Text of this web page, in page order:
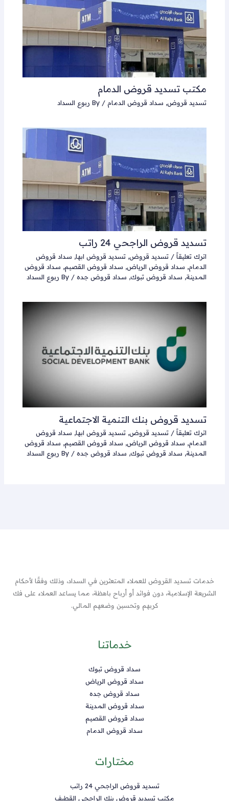
مكتب تسديد قروض الدمام
تسديد قروض, سداد قروض الدمام / By ربوع السداد
تسديد قروض الراجحي 24 راتب
اترك تعليقاً /تسديد قروض,تسديد قروض ابها, سداد قروض
الدمام, سداد قروض الرياض, سداد قروض القصيم, سداد قروض
المدينة, سداد قروض تبوك, سداد قروض جده / By ربوع السداد
تسديد قروض بنك التنمية الاجتماعية
اترك تعليقاً /تسديد قروض,تسديد قروض ابها, سداد قروض
الدمام, سداد قروض الرياض, سداد قروض القصيم, سداد قروض
المدينة, سداد قروض تبوك, سداد قروض جده / By ربوع السداد
خدمات تسديد القروض للعملاء المتعثرين في السداد، وذلك وفقًا لأحكام
الشريعة الإسلامية، دون فوائد أو أرباح باهظة، مما يساعد العملاء على فك
كربهم وتحسين وضعهم المالي.
خدماتنا
سداد قروض تبوك
سداد قروض الرياض
سداد قروض جده
سداد قروض المدينة
سداد قروض القصيم
سداد قروض الدمام
مختارات
تسديد قروض الراجحي 24 راتب
مكتب تسديد قروض بنك الراجحى القطيف